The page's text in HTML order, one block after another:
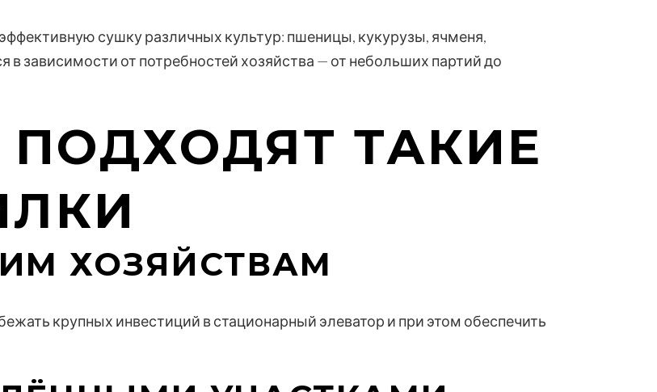
сушку различных культур: пшеницы, кукурузы, ячменя,
в зависимости от потребностей хозяйства — от небольших партий до
ТАКИЕ
ХОЗЯЙСТВАМ
крупных инвестиций в стационарный элеватор и при этом обеспечить